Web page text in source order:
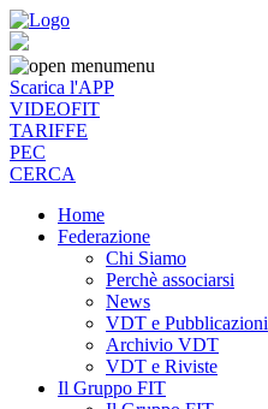
menu
Scarica l'APP
VIDEOFIT
TARIFFE
PEC
CERCA
Home
Federazione
Chi Siamo
Perchè associarsi
News
VDT e Pubblicazioni
Archivio VDT
VDT e Riviste
Il Gruppo FIT